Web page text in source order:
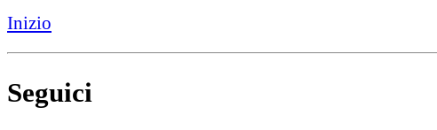
Inizio
Seguici